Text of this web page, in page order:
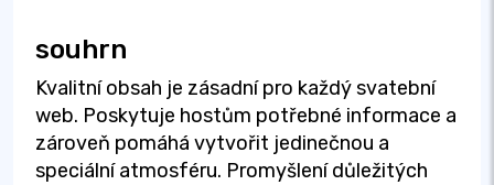
souhrn
Kvalitní obsah je zásadní pro každý svatební
web. Poskytuje hostům potřebné informace a
zároveň pomáhá vytvořit jedinečnou a
speciální atmosféru. Promyšlení důležitých